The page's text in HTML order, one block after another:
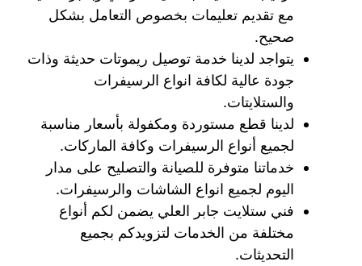
مع تقديم تعليمات بخصوص التعامل بشكل
صحيح.
يتواجد لدينا خدمة توصيل ريموتات حديثة وذات
جودة عالية لكافة انواع الرسيفرات
والستلايتات.
لدينا قطع مستوردة ومكفولة بأسعار مناسبة
لجميع أنواع الرسيفرات وكافة الماركات.
خدماتنا متوفرة للصيانة والتصليح على مدار
اليوم لجميع انواع الشاشات والرسيفرات.
فني ستلايت جابر العلي يضمن لكم أنواع
مختلفة من الخدمات لتزويدكم بجميع
التحديثات.